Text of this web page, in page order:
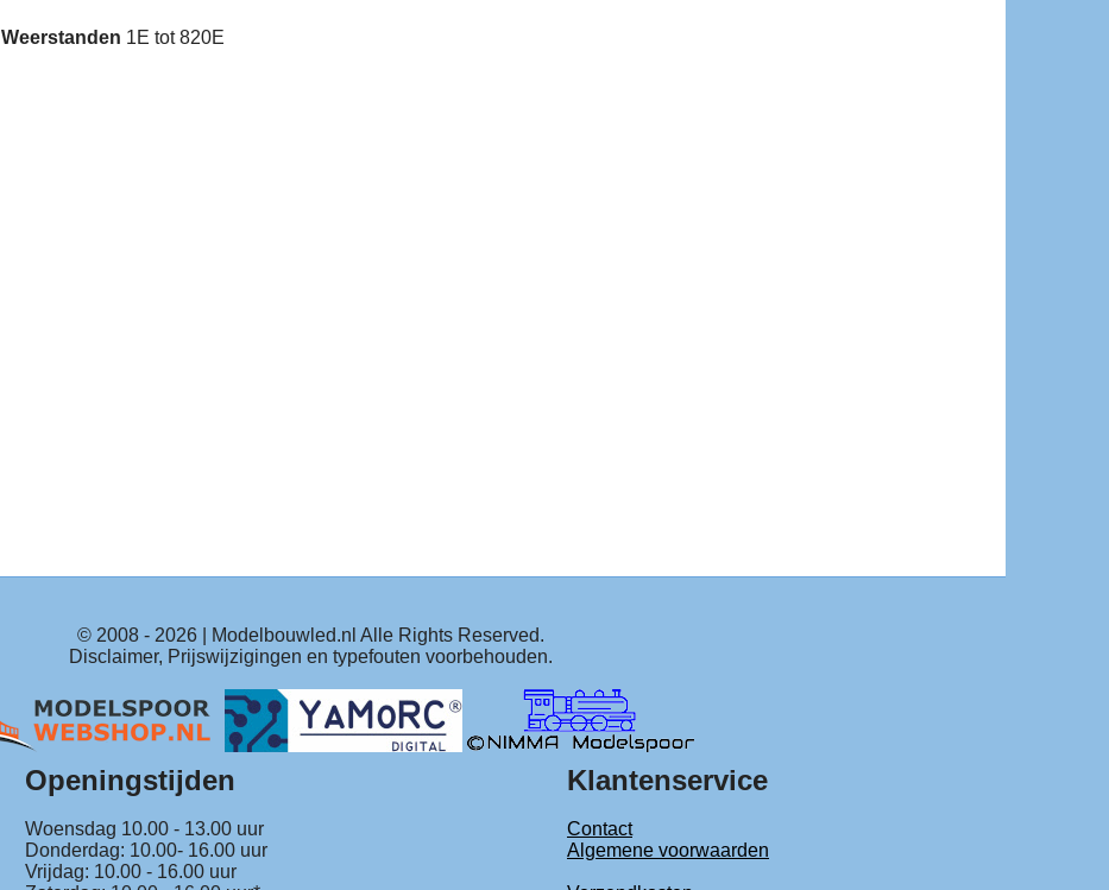
Weerstanden 1E tot 820E
© 2008 - 2026| Modelbouwled.nl Alle Rights Reserved.
Disclaimer, Prijswijzigingen en typefouten voorbehouden.
Openingstijden Klantenservice
Woensdag 10.00 - 13.00 uur
Contact
Donderdag: 10.00- 16.00 uur
Algemene voorwaarden
Vrijdag: 10.00 - 16.00 uur